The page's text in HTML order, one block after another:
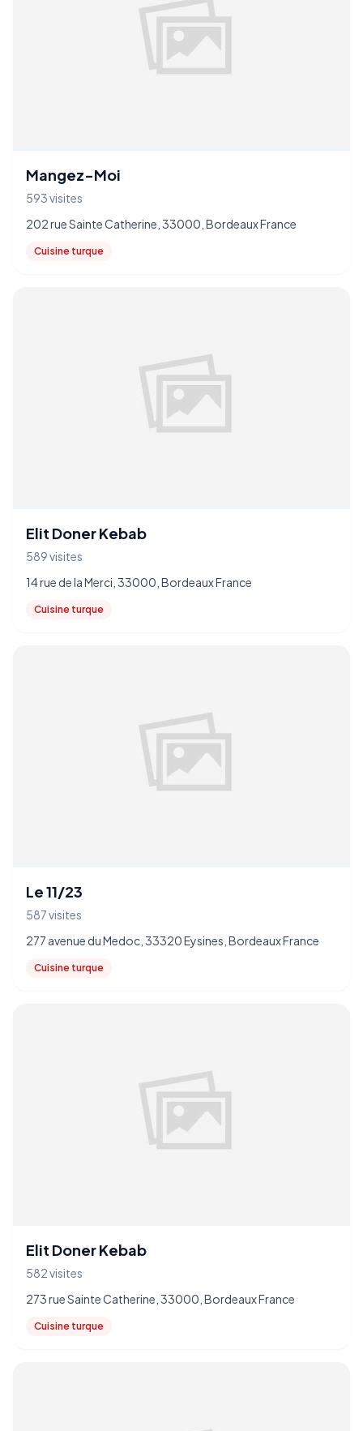
Mangez-Moi
593 visites
202 rue Sainte Catherine, 33000, Bordeaux France
Cuisine turque
Elit Doner Kebab
589 visites
14 rue de la Merci, 33000, Bordeaux France
Cuisine turque
Le 11/23
587 visites
277 avenue du Medoc, 33320 Eysines, Bordeaux France
Cuisine turque
Elit Doner Kebab
582 visites
273 rue Sainte Catherine, 33000, Bordeaux France
Cuisine turque